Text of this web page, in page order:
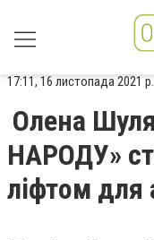
17:11, 16 листопада 2021 р.
Олена
НАРОДУ»
ліфтом для